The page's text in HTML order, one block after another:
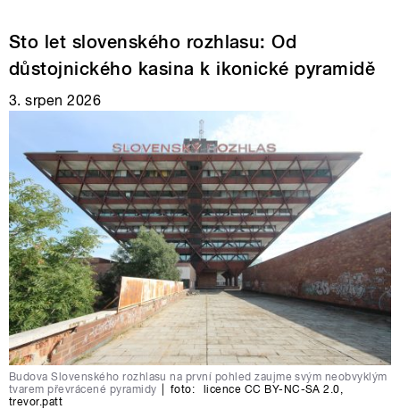
Sto let slovenského rozhlasu: Od
důstojnického kasina k ikonické pyramidě
3. srpen 2026
Budova Slovenského rozhlasu na první pohled zaujme svým neobvyklým
tvarem převrácené pyramidy
foto: licence CC BY-NC-SA 2.0,
trevor.patt